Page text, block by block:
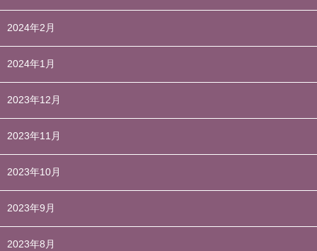
2024年2月
2024年1月
2023年12月
2023年11月
2023年10月
2023年9月
2023年8月